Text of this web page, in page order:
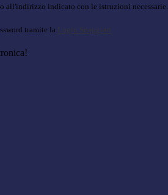
all'indirizzo indicato con le istruzioni necessarie.
tramite la Login Spaggiari